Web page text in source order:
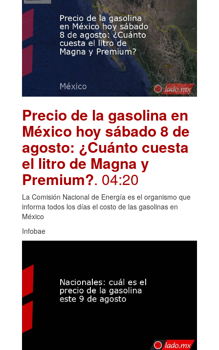
Precio de la gasolina en
México hoy sábado 8 de
agosto: ¿Cuánto cuesta
el litro de Magna y
Premium?. 04:20
La Comisión Nacional de Energía es el organismo que
informa todos los días el costo de las gasolinas en
México
Infobae